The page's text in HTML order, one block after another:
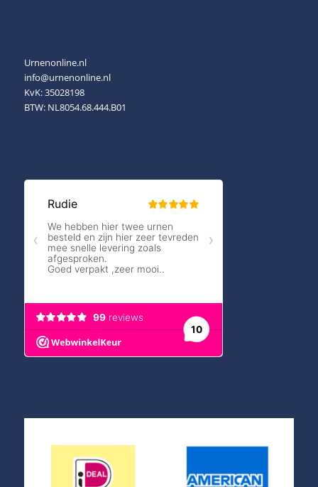
Urnenonline.nl
info@urnenonline.nl
KvK: 35028198
BTW: NL8054.68.444.B01